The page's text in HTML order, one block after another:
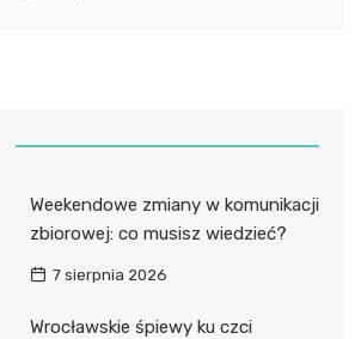
Weekendowe zmiany w komunikacji
zbiorowej: co musisz wiedzieć?
7 sierpnia 2026
Wrocławskie śpiewy ku czci